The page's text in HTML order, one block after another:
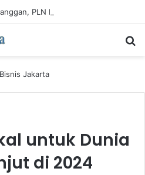
untuk Dunia
di 2024